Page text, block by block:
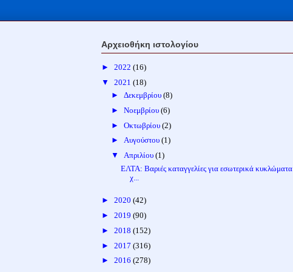
Αρχειοθήκη ιστολογίου
► 2022 (16)
▼ 2021 (18)
► Δεκεμβρίου (8)
► Νοεμβρίου (6)
► Οκτωβρίου (2)
► Αυγούστου (1)
▼ Απριλίου (1)
ΕΛΤΑ: Βαριές καταγγελίες για εσωτερικά κυκλώματα
χ...
► 2020 (42)
► 2019 (90)
► 2018 (152)
► 2017 (316)
► 2016 (278)